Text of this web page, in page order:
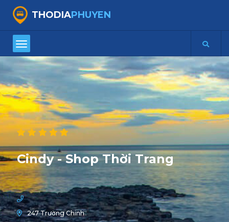
THODIAPHUYEN
Cindy - Shop Thời Trang
247 Trường Chinh